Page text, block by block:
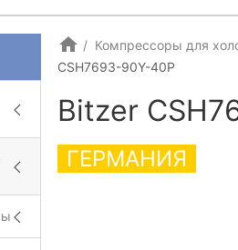
Компрессоры для
CSH7693-90Y-40P
Bitzer
ГЕРМАНИЯ